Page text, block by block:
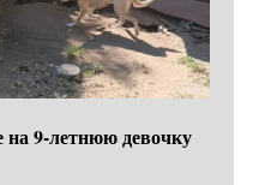
9-летнюю девочку